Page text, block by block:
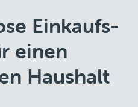
Einkaufs-
einen
Haushalt